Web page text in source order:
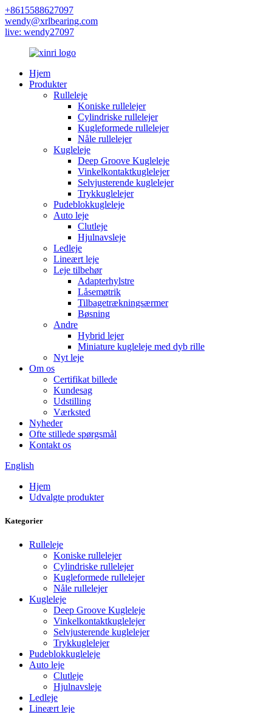
+8615588627097
wendy@xrlbearing.com
live: wendy27097
Hjem
Produkter
Rulleleje
Koniske rullelejer
Cylindriske rullelejer
Kugleformede rullelejer
Nåle rullelejer
Kugleleje
Deep Groove Kugleleje
Vinkelkontaktkuglelejer
Selvjusterende kuglelejer
Trykkuglelejer
Pudeblokkugleleje
Auto leje
Clutleje
Hjulnavsleje
Ledleje
Lineært leje
Leje tilbehør
Adapterhylstre
Låsemøtrik
Tilbagetrækningsærmer
Bøsning
Andre
Hybrid lejer
Miniature kugleleje med dyb rille
Nyt leje
Om os
Certifikat billede
Kundesag
Udstilling
Værksted
Nyheder
Ofte stillede spørgsmål
Kontakt os
English
Hjem
Udvalgte produkter
Kategorier
Rulleleje
Koniske rullelejer
Cylindriske rullelejer
Kugleformede rullelejer
Nåle rullelejer
Kugleleje
Deep Groove Kugleleje
Vinkelkontaktkuglelejer
Selvjusterende kuglelejer
Trykkuglelejer
Pudeblokkugleleje
Auto leje
Clutleje
Hjulnavsleje
Ledleje
Lineært leje